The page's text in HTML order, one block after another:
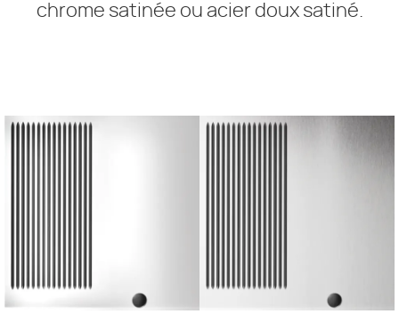
chrome satinée ou acier doux satiné.